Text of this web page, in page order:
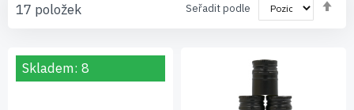
17 položek Seřadit podle
Skladem: 8